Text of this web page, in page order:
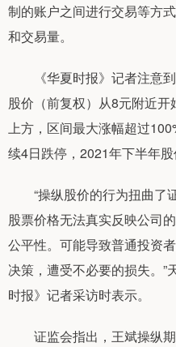
制的账户之间进行交易等方
和交易量。
《华夏时报》记者注意到
股价（前复权）从8元附近
上方，区间最大涨幅超过
续4日跌停，2021年下半年股
“操纵股价的行为扭曲了
股票价格无法真实反映公司
公平性。可能导致普通投资
决策，遭受不必要的损失。”
时报》记者采访时表示。
证监会指出，王斌操纵期